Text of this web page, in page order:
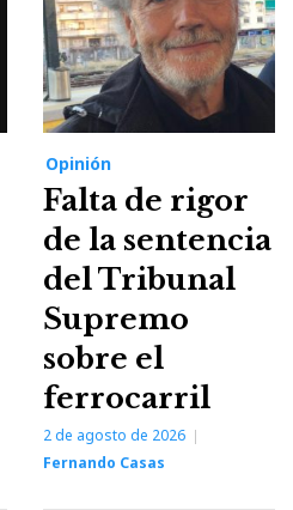
Opinión
Falta de rigor
de la sentencia
del Tribunal
Supremo
sobre el
ferrocarril
2 de agosto de 2026
Fernando Casas